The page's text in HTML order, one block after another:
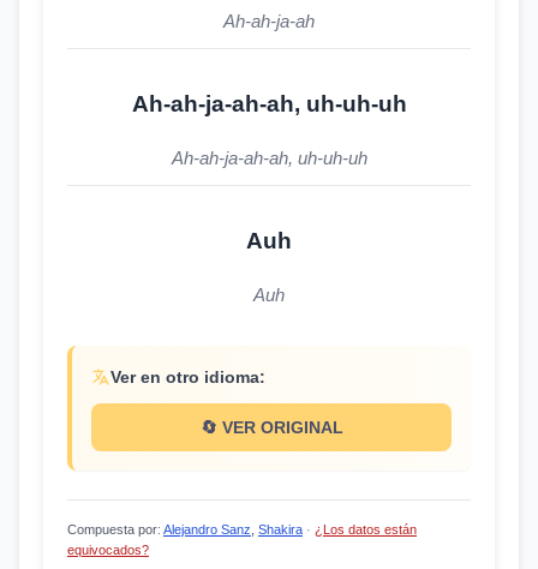
Ah-ah-ja-ah
Ah-ah-ja-ah-ah, uh-uh-uh
Ah-ah-ja-ah-ah, uh-uh-uh
Auh
Auh
Ver en otro idioma:
🔄 VER ORIGINAL
Compuesta por: Alejandro Sanz Shakira · ¿Los datos están
equivocados?